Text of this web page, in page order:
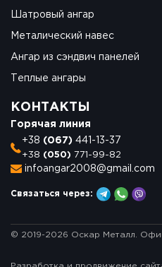
Шатровый ангар
Металический навес
Ангар из сэндвич панелей
Теплые ангары
КОНТАКТЫ
Горячая линия
+38 (067) 441-13-37
+38 (050) 771-99-82
infoangar2008@gmail.com
Связаться через:
© 2019-2026 Оскар Металл.